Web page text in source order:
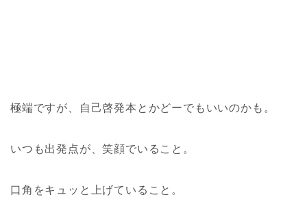
極端ですが、自己啓発本とかどーでもいいのかも。
いつも出発点が、笑顔でいること。
口角をキュッと上げていること。